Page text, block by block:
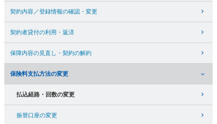
契約内容／登録情報の確認・変更
契約者貸付の利用・返済
保障内容の見直し・契約の解約
保険料支払方法の変更
払込経路・回数の変更
振替口座の変更